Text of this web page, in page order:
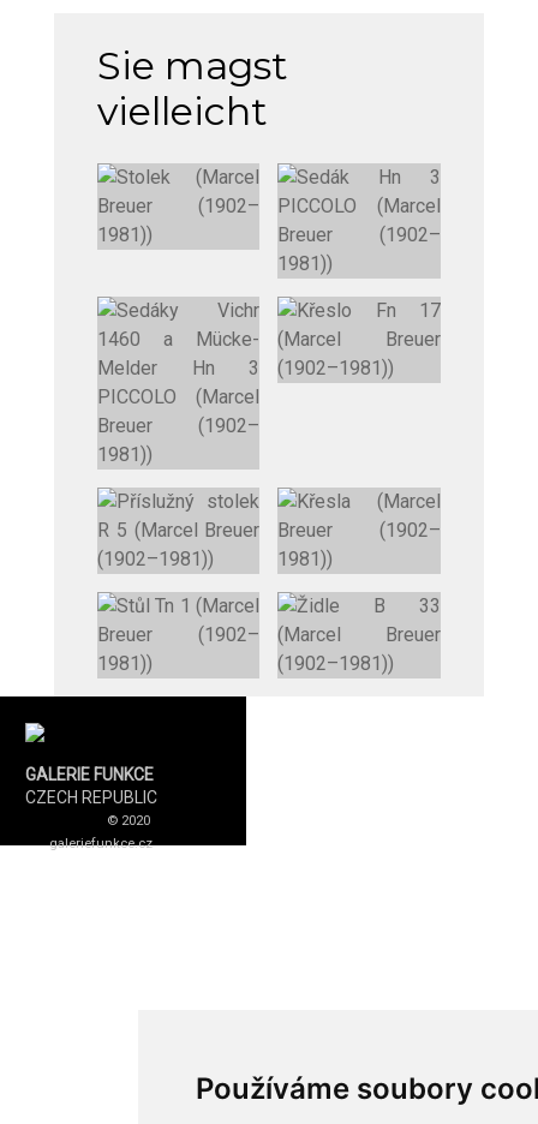
Používáme soubory
Sie magst
vielleicht
GALERIE FUNKCE
CZECH REPUBLIC
© 2020
galeriefunkce.cz